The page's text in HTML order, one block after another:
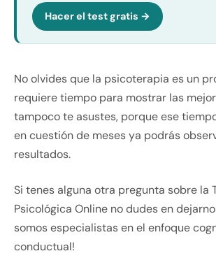
Hacer el test gratis →
No olvides que la psicoterapia es un
requiere tiempo para mostrar las
tampoco te asustes, porque ese
en cuestión de meses ya podrás
resultados.
Si tenes alguna otra pregunta sobre la
Psicológica Online no dudes en
somos especialistas en el enfoque
conductual!